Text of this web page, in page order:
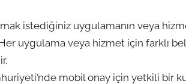
istediğiniz uygulamanın veya
uygulama veya hizmet için farklı
mobil onay için yetkili bir